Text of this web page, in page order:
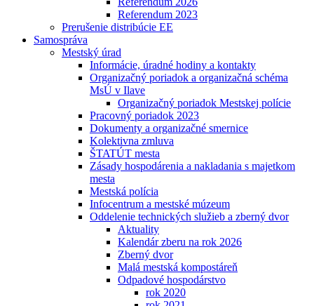
Referendum 2023
Prerušenie distribúcie EE
Samospráva
Mestský úrad
Informácie, úradné hodiny a kontakty
Organizačný poriadok a organizačná schéma
MsÚ v Ilave
Organizačný poriadok Mestskej polície
Pracovný poriadok 2023
Dokumenty a organizačné smernice
Kolektivna zmluva
ŠTATÚT mesta
Zásady hospodárenia a nakladania s majetkom
mesta
Mestská polícia
Infocentrum a mestské múzeum
Oddelenie technických služieb a zberný dvor
Aktuality
Kalendár zberu na rok 2026
Zberný dvor
Malá mestská kompostáreň
Odpadové hospodárstvo
rok 2020